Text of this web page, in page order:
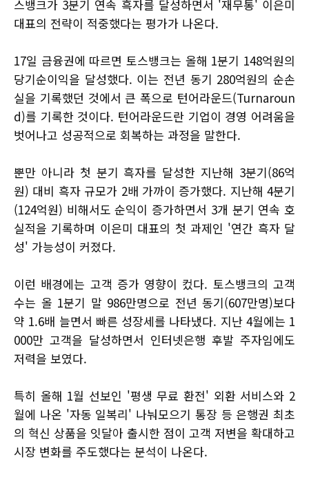
스뱅크가 3분기 연속 흑자를 달성하면서 '재무통' 이은미
대표의 전략이 적중했다는 평가가 나온다.
17일 금융권에 따르면 토스뱅크는 올해 1분기 148억원의
당기순이익을 달성했다. 이는 전년 동기 280억원의 순손
실을 기록했던 것에서 큰 폭으로 턴어라운드(Turnaroun
d)를 기록한 것이다. 턴어라운드란 기업이 경영 어려움을
벗어나고 성공적으로 회복하는 과정을 말한다.
뿐만 아니라 첫 분기 흑자를 달성한 지난해 3분기(86억
원) 대비 흑자 규모가 2배 가까이 증가했다. 지난해 4분기
(124억원) 비해서도 순익이 증가하면서 3개 분기 연속 호
실적을 기록하며 이은미 대표의 첫 과제인 '연간 흑자 달
성' 가능성이 커졌다.
이런 배경에는 고객 증가 영향이 컸다. 토스뱅크의 고객
수는 올 1분기 말 986만명으로 전년 동기(607만명)보다
약 1.6배 늘면서 빠른 성장세를 나타냈다. 지난 4월에는 1
000만 고객을 달성하면서 인터넷은행 후발 주자임에도
저력을 보였다.
특히 올해 1월 선보인 '평생 무료 환전' 외환 서비스와 2
월에 나온 '자동 일복리' 나눠모으기 통장 등 은행권 최초
의 혁신 상품을 잇달아 출시한 점이 고객 저변을 확대하고
시장 변화를 주도했다는 분석이 나온다.